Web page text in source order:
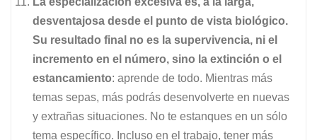
desventajosa desde el punto de vista biológico.
Su resultado final no es la supervivencia, ni el
incremento en el número, sino la extinción o el
estancamiento: aprende de todo. Mientras más
temas sepas, más podrás desenvolverte en nuevas
y extrañas situaciones. No te estanques en un sólo
tema específico. Incluso en el trabajo, tener más